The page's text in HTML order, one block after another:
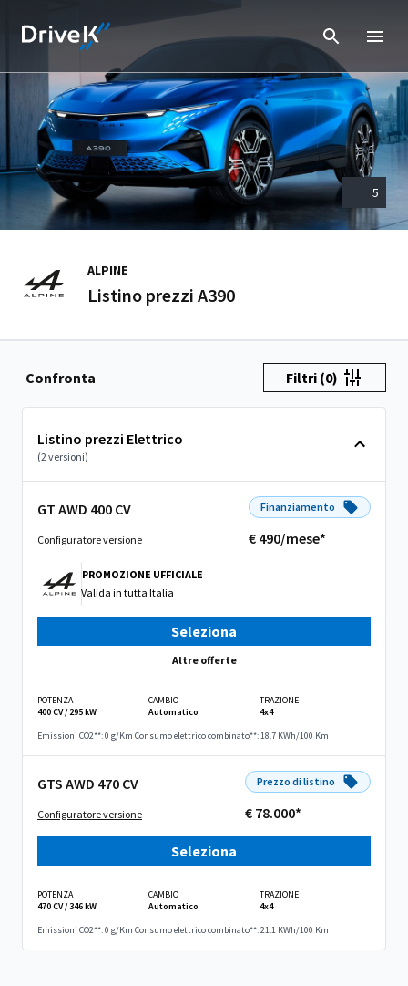
5
ALPINE
Listino prezzi A390
Confronta Filtri (0)
Listino prezzi Elettrico
(2 versioni)
GT AWD 400 CV
Configuratore versione
Finanziamento
€ 490/mese*
PROMOZIONE UFFICIALE
Valida in tutta Italia
Seleziona
Altre offerte
POTENZA
400 CV / 295 kW
CAMBIO
Automatico
TRAZIONE
4x4
Emissioni CO2**: 0 g/Km Consumo elettrico combinato**: 18.7 KWh/100 Km
GTS AWD 470 CV
Configuratore versione
Prezzo di listino
€ 78.000*
Seleziona
POTENZA
470 CV / 346 kW
CAMBIO
Automatico
TRAZIONE
4x4
Emissioni CO2**: 0 g/Km Consumo elettrico combinato**: 21.1 KWh/100 Km